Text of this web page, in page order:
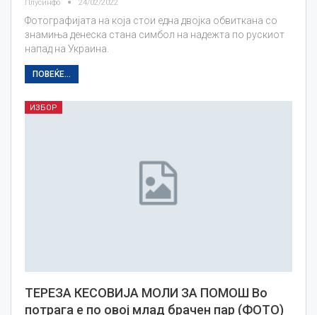
Плусинфо 24/02/2022
Фотографијата на која стои една двојка обвиткана со
знамиња денеска стана симбол на надежта по рускиот
напад на Украина.
ПОВЕЌЕ...
ИЗБОР
ТЕРЕЗА КЕСОВИЈА МОЛИ ЗА ПОМОШ Во
потрага е по овој млад брачен пар (ФОТО)